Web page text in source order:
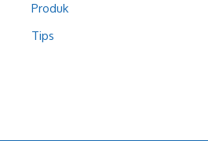
Produk
Tips